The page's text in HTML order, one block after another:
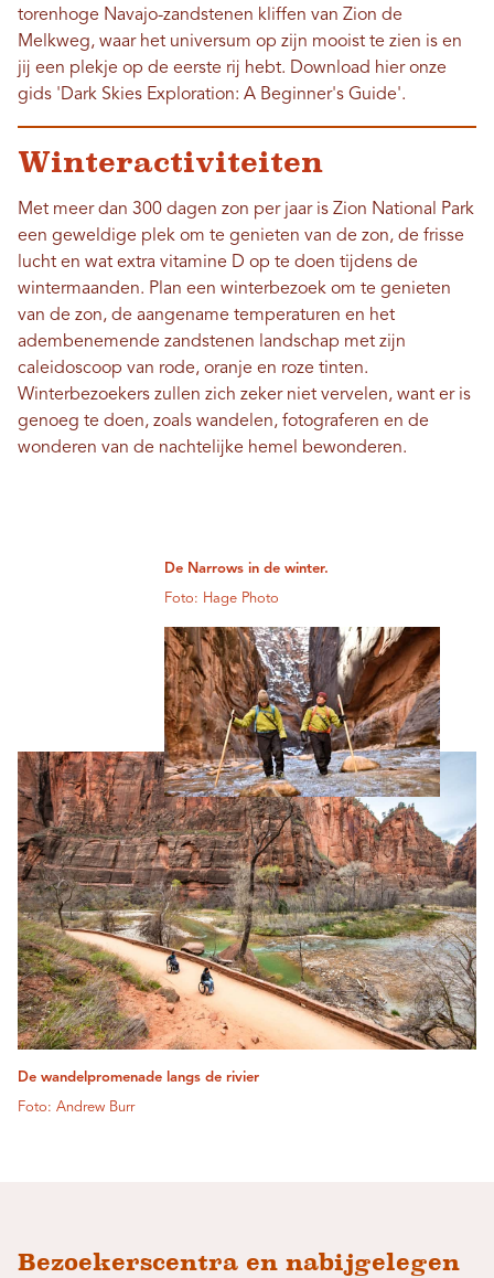
torenhoge Navajo-zandstenen kliffen van Zion de
Melkweg, waar het universum op zijn mooist te zien is en
jij een plekje op de eerste rij hebt. Download hier onze
gids 'Dark Skies Exploration: A Beginner's Guide'.
Winteractiviteiten
Met meer dan 300 dagen zon per jaar is Zion National Park
een geweldige plek om te genieten van de zon, de frisse
lucht en wat extra vitamine D op te doen tijdens de
wintermaanden. Plan een winterbezoek om te genieten
van de zon, de aangename temperaturen en het
adembenemende zandstenen landschap met zijn
caleidoscoop van rode, oranje en roze tinten.
Winterbezoekers zullen zich zeker niet vervelen, want er is
genoeg te doen, zoals wandelen, fotograferen en de
wonderen van de nachtelijke hemel bewonderen.
De Narrows in de winter.
Foto: Hage Photo
De wandelpromenade langs de rivier
Foto: Andrew Burr
Bezoekerscentra en nabijgelegen